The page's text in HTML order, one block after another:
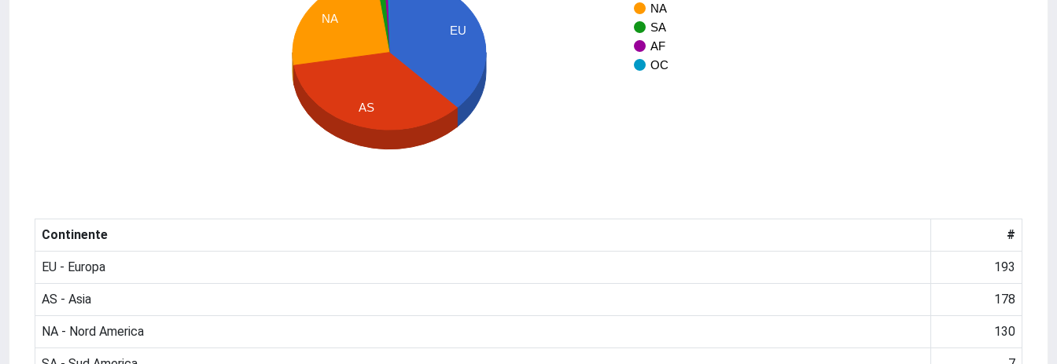
NA
SA
AF
OC
EU
NA
AS
Continente #
EU - Europa 193
AS - Asia 178
NA - Nord America 130